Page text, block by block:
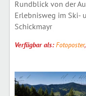
Rundblick von der
Erlebnisweg im Ski-
Schickmayr
Verfügbar als:Fotoposter,